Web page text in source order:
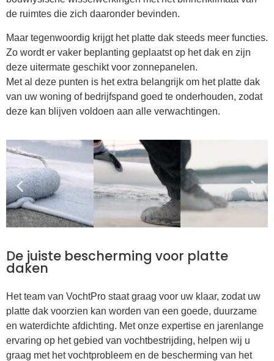
de ruimtes die zich daaronder bevinden.
Maar tegenwoordig krijgt het platte dak steeds meer functies.
Zo wordt er vaker beplanting geplaatst op het dak en zijn
deze uitermate geschikt voor zonnepanelen.
Met al deze punten is het extra belangrijk om het platte dak
van uw woning of bedrijfspand goed te onderhouden, zodat
deze kan blijven voldoen aan alle verwachtingen.
De juiste bescherming voor platte
daken
Het team van VochtPro staat graag voor uw klaar, zodat uw
platte dak voorzien kan worden van een goede, duurzame
en waterdichte afdichting. Met onze expertise en jarenlange
ervaring op het gebied van vochtbestrijding, helpen wij u
graag met het vochtprobleem en de bescherming van het